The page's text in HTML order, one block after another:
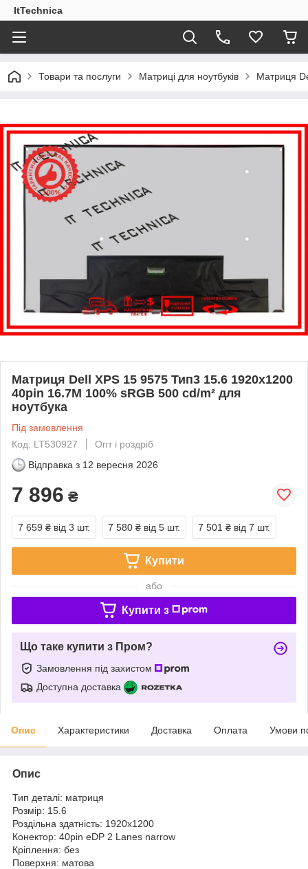
ItTechnica
Товари та послуги Матриці для ноутбуків Матриця
Матриця Dell XPS 15 9575 Тип3 15.6 1920x1200
40pin 16.7M 100% sRGB 500 cd/m² для
ноутбука
Під замовлення
Код: LT530927
Опт і роздріб
Відправка з 12 вересня 2026
7 896 ₴
7 659 ₴ від 3 шт. 7 580 ₴ від 5 шт. 7 501 ₴ від 7 шт.
Купити
або
Купити з
Що таке купити з Пром?
Замовлення під захистом
Доступна доставка
Опис Характеристики Доставка Оплата Умови
Опис
Тип деталі: матриця
Розмір: 15.6
Роздільна здатність: 1920x1200
Конектор: 40pin eDP 2 Lanes narrow
Кріплення: без
Поверхня: матова